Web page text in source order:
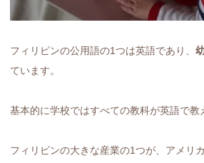
フィリピンの公用語の1つは英語であり、
ています。
基本的に学校ではすべての教科が英語で教
フィリピンの大きな産業の1つが、アメリ